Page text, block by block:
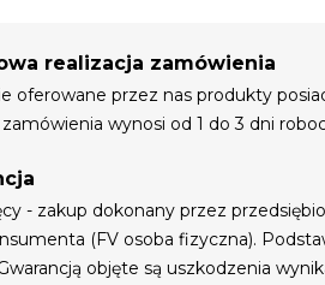
realizacja zamówienia
oferowane przez nas produkty
wynosi od 1 do 3 dni
- zakup dokonany przez
(FV osoba fizyczna).
objęte są uszkodzenia